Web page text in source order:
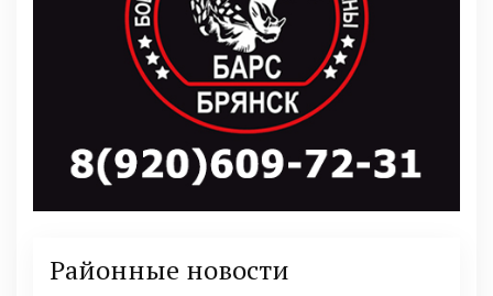
Районные новости